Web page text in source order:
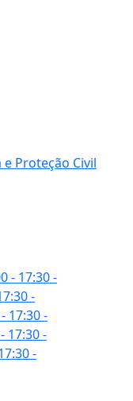
Proteção Civil
- 17:30-
-
17:30-
17:30-
-